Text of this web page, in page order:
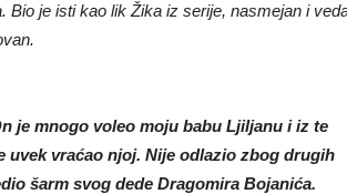
je isti kao lik Žika iz serije, nasmejan i
je mnogo voleo moju babu Ljiljanu i iz te
uvek vraćao njoj. Nije odlazio zbog drugih
šarm svog dede Dragomira Bojanića.